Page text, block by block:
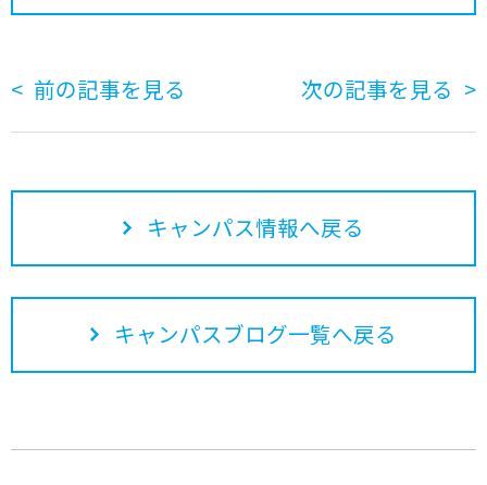
前の記事を見る 次の記事を見る
キャンパス情報へ戻る
キャンパスブログ一覧へ戻る